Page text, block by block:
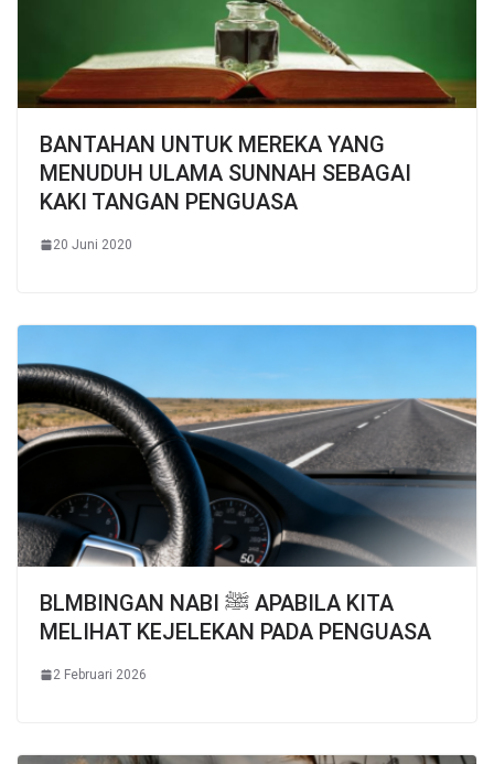
BANTAHAN UNTUK MEREKA YANG
MENUDUH ULAMA SUNNAH SEBAGAI
KAKI TANGAN PENGUASA
20 Juni 2020
BLMBINGAN NABI ﷺ APABILA KITA
MELIHAT KEJELEKAN PADA PENGUASA
2 Februari 2026